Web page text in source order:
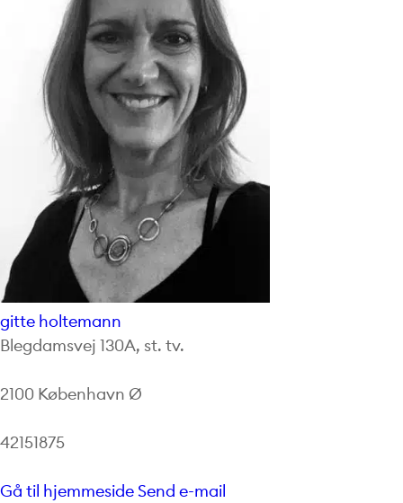
gitte holtemann
Blegdamsvej 130A, st. tv.
2100 København Ø
42151875
Gå til hjemmesideSend e-mail